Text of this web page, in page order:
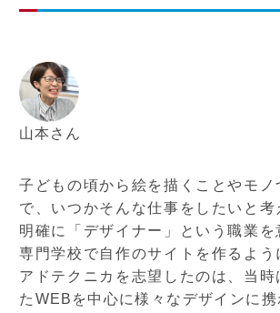
山本さん
子どもの頃から絵を描くことやモノ
で、いつかそんな仕事をしたいと考
明確に「デザイナー」という職業を
専門学校で自作のサイトを作るよう
アドテクニカを志望したのは、当時
たWEBを中心に様々なデザインに